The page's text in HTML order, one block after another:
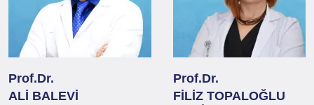
Prof.Dr.
ALİ BALEVİ
Prof.Dr.
FİLİZ TOPALOĞLU